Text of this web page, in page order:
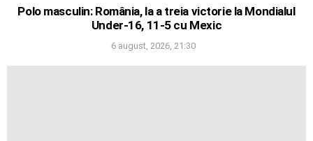
Polo masculin: România, la a treia victorie la Mondialul
Under-16, 11-5 cu Mexic
6 august, 2026, 21:30